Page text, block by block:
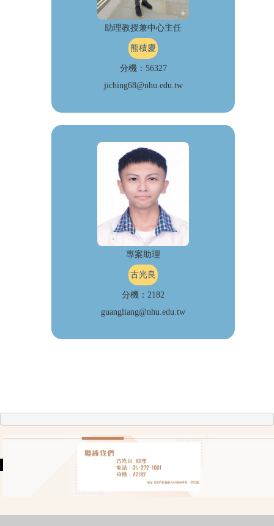
助理教授兼中心主任
熊積慶
分機：56327
jiching68@nhu.edu.tw
專案助理
古光良
分機：2182
guangliang@nhu.edu.tw